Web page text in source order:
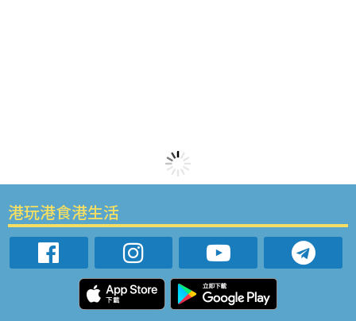
港玩港食港生活